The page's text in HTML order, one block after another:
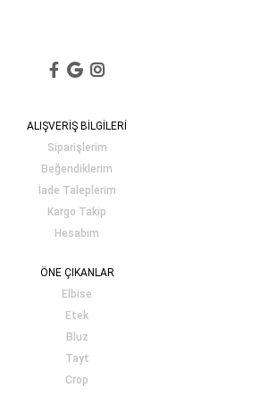
ALIŞVERİŞ BİLGİLERİ
Siparişlerim
Beğendiklerim
İade Taleplerim
Kargo Takip
Hesabım
ÖNE ÇIKANLAR
Elbise
Etek
Bluz
Tayt
Crop